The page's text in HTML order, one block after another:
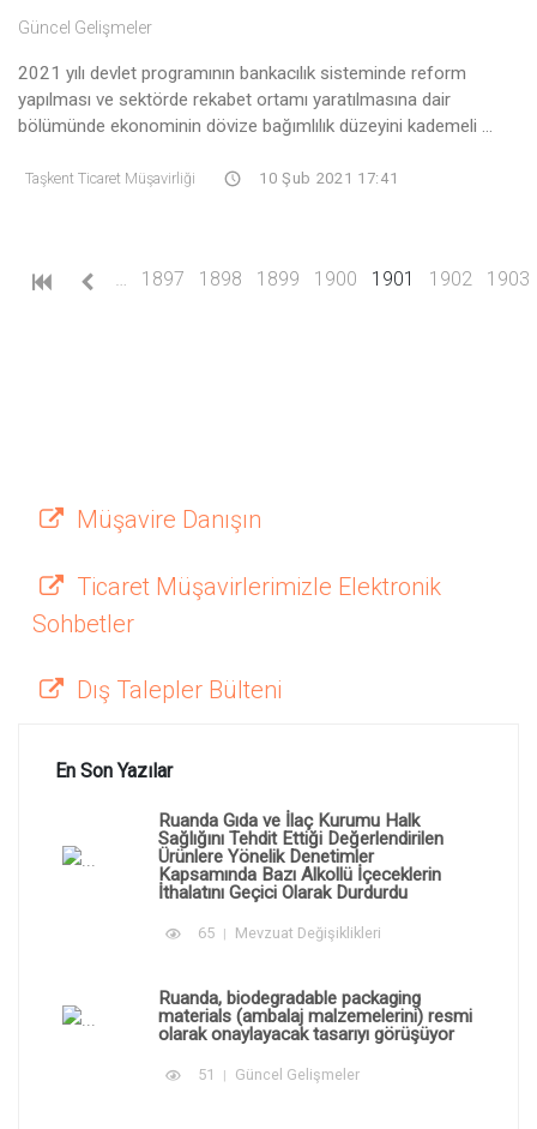
Güncel Gelişmeler
2021 yılı devlet programının bankacılık sisteminde reform
yapılması ve sektörde rekabet ortamı yaratılmasına dair
bölümünde ekonominin dövize bağımlılık düzeyini kademeli ...
Taşkent Ticaret Müşavirliği 10 Şub 2021 17:41
1897 1898 1899 1900 1901 (current)
1902 1903
Müşavire Danışın
Ticaret Müşavirlerimizle Elektronik
Sohbetler
Dış Talepler Bülteni
En Son Yazılar
Ruanda Gıda ve İlaç Kurumu Halk
Sağlığını Tehdit Ettiği Değerlendirilen
Ürünlere Yönelik Denetimler
Kapsamında Bazı Alkollü İçeceklerin
İthalatını Geçici Olarak Durdurdu
65 Mevzuat Değişiklikleri
Ruanda, biodegradable packaging
materials (ambalaj malzemelerini) resmi
olarak onaylayacak tasarıyı görüşüyor
51 Güncel Gelişmeler